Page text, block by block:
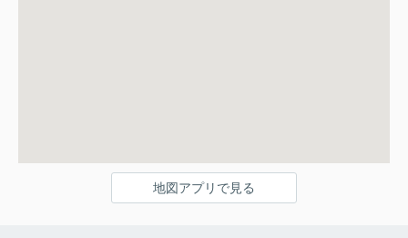
地図アプリで見る